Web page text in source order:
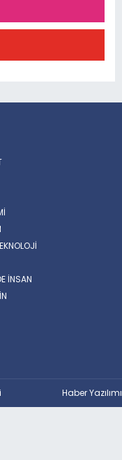
İNSAN
Haber Yazılımı